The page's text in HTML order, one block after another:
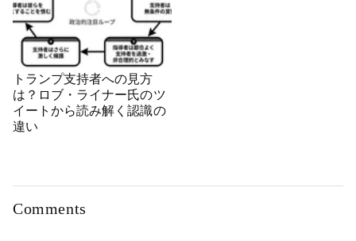
トランプ支持者への見方
は？ロブ・ライナー氏のツ
イートから読み解く認識の
違い
Comments